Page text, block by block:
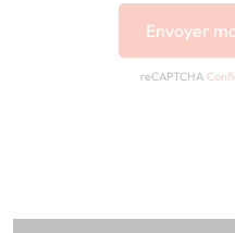
Envoyer
reCAPTCHA